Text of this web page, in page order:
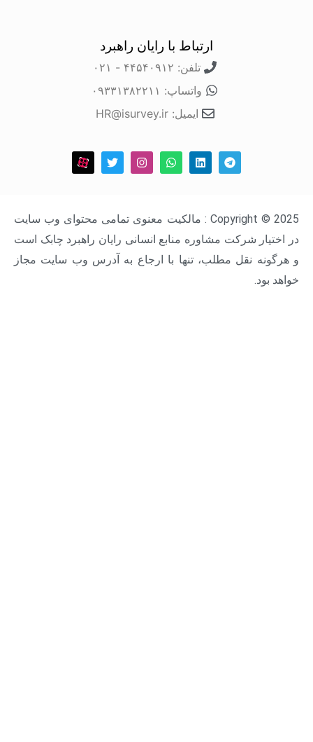
ارتباط با رایان راهبرد
واتساپ: ۰۹۳۳۱۳۸۲۲۱۱
Copyright © 2025 : مالکیت معنوی تمامی محتوای وب سایت
شرکت مشاوره منابع انسانی رایان راهبرد چابک است
نقل مطلب، تنها با ارجاع به آدرس وب سایت مجاز